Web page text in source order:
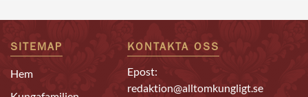
SITEMAP
Hem
KONTAKTA OSS
Epost:
redaktion@alltomkungligt.se